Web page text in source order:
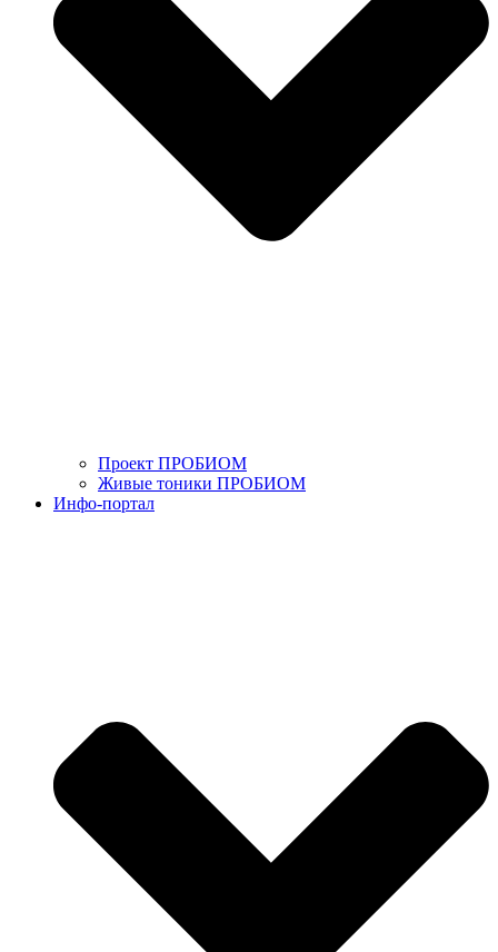
Проект ПРОБИОМ
Живые тоники ПРОБИОМ
Инфо-портал